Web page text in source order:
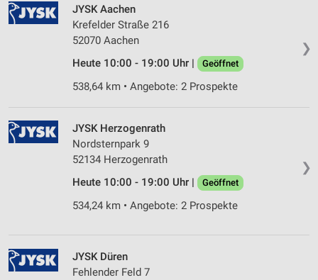
❯
JYSK Aachen
Krefelder Straße 216
52070 Aachen
Heute 10:00 - 19:00 Uhr |
Geöffnet
538,64 km • Angebote: 2 Prospekte
❯
JYSK Herzogenrath
Nordsternpark 9
52134 Herzogenrath
Heute 10:00 - 19:00 Uhr |
Geöffnet
534,24 km • Angebote: 2 Prospekte
JYSK Düren
Fehlender Feld 7